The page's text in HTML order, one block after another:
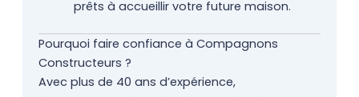
prêts à accueillir votre future maison.
Pourquoi faire confiance à Compagnons
Constructeurs ?
Avec plus de 40 ans d’expérience,